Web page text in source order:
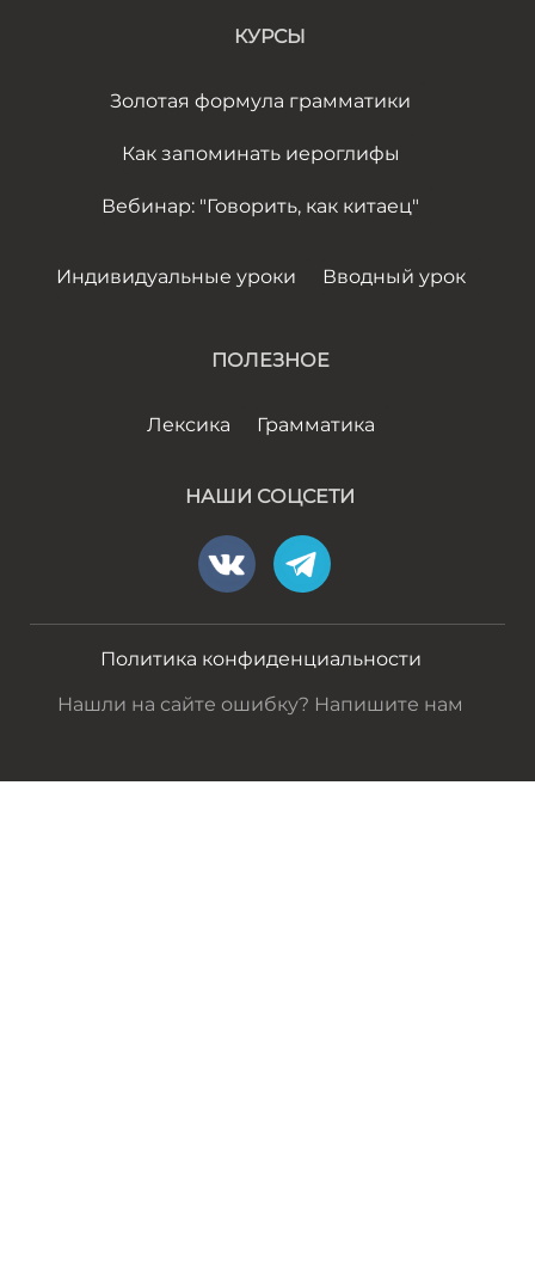
КУРСЫ
Золотая формула грамматики
Как запоминать иероглифы
Вебинар: "Говорить, как китаец"
Индивидуальные уроки Вводный урок
ПОЛЕЗНОЕ
Лексика Грамматика
НАШИ СОЦСЕТИ
Политика конфиденциальности
Нашли на сайте ошибку? Напишите нам